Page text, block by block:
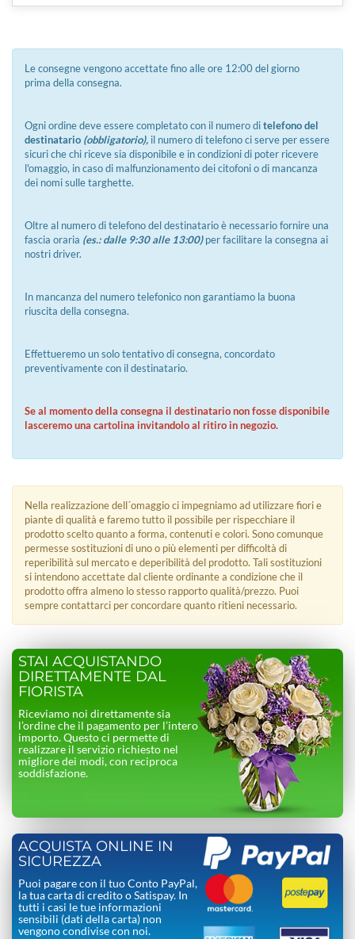
Le consegne vengono accettate fino alle ore 12:00 del giorno
prima della consegna.
Ogni ordine deve essere completato con il numero ditelefono del
destinatario (obbligatorio), il numero di telefono ci serve per essere
sicuri che chi riceve sia disponibile e in condizioni di poter ricevere
l'omaggio, in caso di malfunzionamento dei citofoni o di mancanza
dei nomi sulle targhette.
Oltre al numero di telefono del destinatario è necessario fornire una
fascia oraria (es.: dalle 9:30 alle 13:00)per facilitare la consegna ai
nostri driver.
In mancanza del numero telefonico non garantiamo la buona
riuscita della consegna.
Effettueremo un solo tentativo di consegna, concordato
preventivamente con il destinatario.
Se al momento della consegna il destinatario non fosse disponibile
lasceremo una cartolina invitandolo al ritiro in negozio.
Nella realizzazione dell´omaggio ci impegniamo ad utilizzare fiori e
piante di qualità e faremo tutto il possibile per rispecchiare il
prodotto scelto quanto a forma, contenuti e colori. Sono comunque
permesse sostituzioni di uno o più elementi per difficoltà di
reperibilità sul mercato e deperibilità del prodotto. Tali sostituzioni
si intendono accettate dal cliente ordinante a condizione che il
prodotto offra almeno lo stesso rapporto qualità/prezzo. Puoi
sempre contattarci per concordare quanto ritieni necessario.
STAI ACQUISTANDO
DIRETTAMENTE DAL
FIORISTA
Riceviamo noi direttamente sia
l’ordine che il pagamento per l’intero
importo. Questo ci permette di
realizzare il servizio richiesto nel
migliore dei modi, con reciproca
soddisfazione.
ACQUISTA ONLINE IN
SICUREZZA
Puoi pagare con il tuo Conto PayPal,
la tua carta di credito o Satispay. In
tutti i casi le tue informazioni
sensibili (dati della carta) non
vengono condivise con noi.